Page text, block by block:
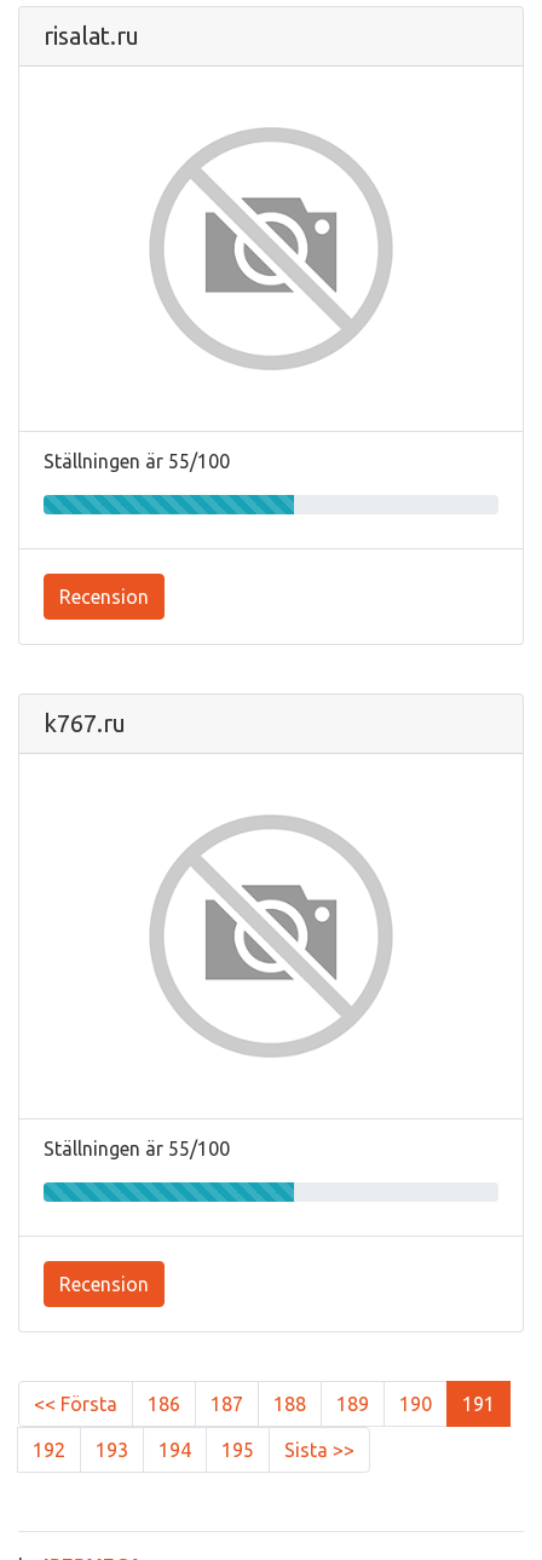
risalat.ru
Ställningen är 55/100
Recension
k767.ru
Ställningen är 55/100
Recension
<< Första 186 187 188 189 190 191
192 193 194 195 Sista >>